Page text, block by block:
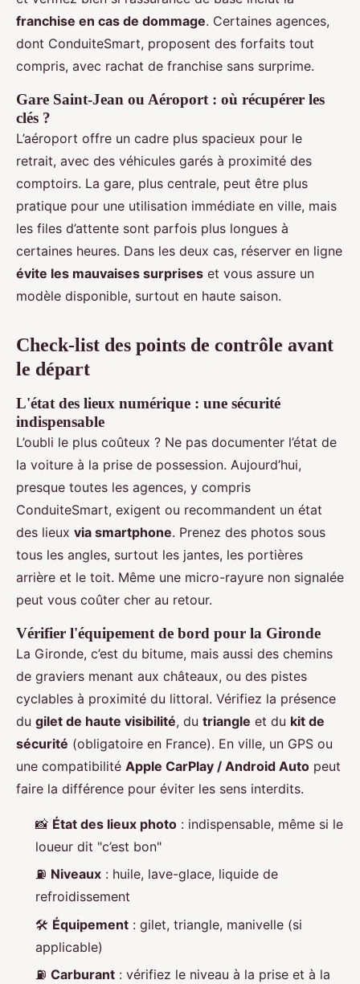
franchise en cas de dommage. Certaines agences,
dont ConduiteSmart, proposent des forfaits tout
compris, avec rachat de franchise sans surprime.
Gare Saint-Jean ou Aéroport : où récupérer les
clés ?
L’aéroport offre un cadre plus spacieux pour le
retrait, avec des véhicules garés à proximité des
comptoirs. La gare, plus centrale, peut être plus
pratique pour une utilisation immédiate en ville, mais
les files d’attente sont parfois plus longues à
certaines heures. Dans les deux cas, réserver en ligne
évite les mauvaises surprises et vous assure un
modèle disponible, surtout en haute saison.
Check-list des points de contrôle avant
le départ
L'état des lieux numérique : une sécurité
indispensable
L’oubli le plus coûteux ? Ne pas documenter l’état de
la voiture à la prise de possession. Aujourd’hui,
presque toutes les agences, y compris
ConduiteSmart, exigent ou recommandent un état
des lieux via smartphone. Prenez des photos sous
tous les angles, surtout les jantes, les portières
arrière et le toit. Même une micro-rayure non signalée
peut vous coûter cher au retour.
Vérifier l'équipement de bord pour la Gironde
La Gironde, c’est du bitume, mais aussi des chemins
de graviers menant aux châteaux, ou des pistes
cyclables à proximité du littoral. Vérifiez la présence
du gilet de haute visibilité, du triangle et du kit de
sécurité (obligatoire en France). En ville, un GPS ou
une compatibilité Apple CarPlay / Android Auto peut
faire la différence pour éviter les sens interdits.
📸 État des lieux photo : indispensable, même si le
loueur dit "c’est bon"
⛽ Niveaux : huile, lave-glace, liquide de
refroidissement
🛠️ Équipement : gilet, triangle, manivelle (si
applicable)
⛽ Carburant : vérifiez le niveau à la prise et à la